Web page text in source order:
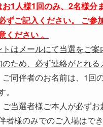
1人様1回のみ、2名様分
ずご記入ください。
ご参
ください 。
はメールにて当選をご案
ため、必ず連絡がとれる
同伴者のお名前は、1回
当選者様ご本人が必ず
者様のみでのご入場はでき